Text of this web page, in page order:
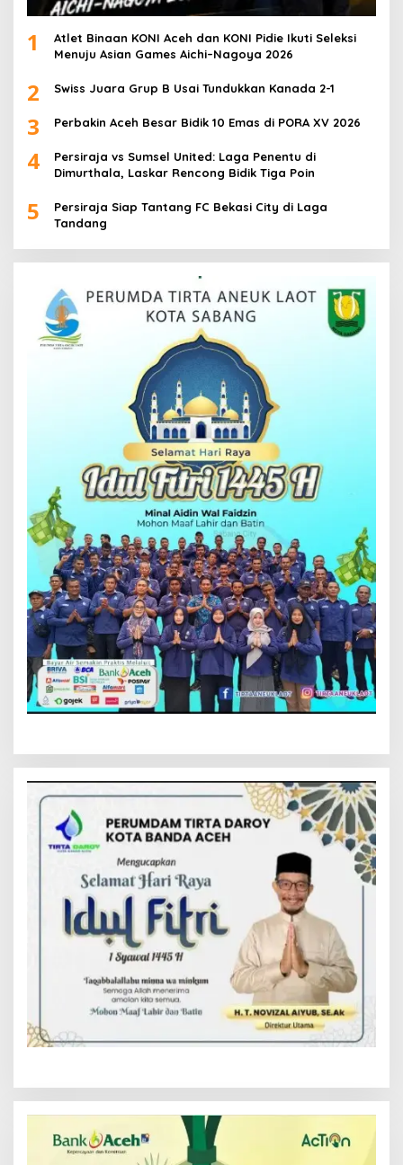
1
Atlet Binaan KONI Aceh dan KONI Pidie Ikuti Seleksi
Menuju Asian Games Aichi–Nagoya 2026
2 Swiss Juara Grup B Usai Tundukkan Kanada 2-1
3 Perbakin Aceh Besar Bidik 10 Emas di PORA XV 2026
4
Persiraja vs Sumsel United: Laga Penentu di
Dimurthala, Laskar Rencong Bidik Tiga Poin
5
Persiraja Siap Tantang FC Bekasi City di Laga
Tandang